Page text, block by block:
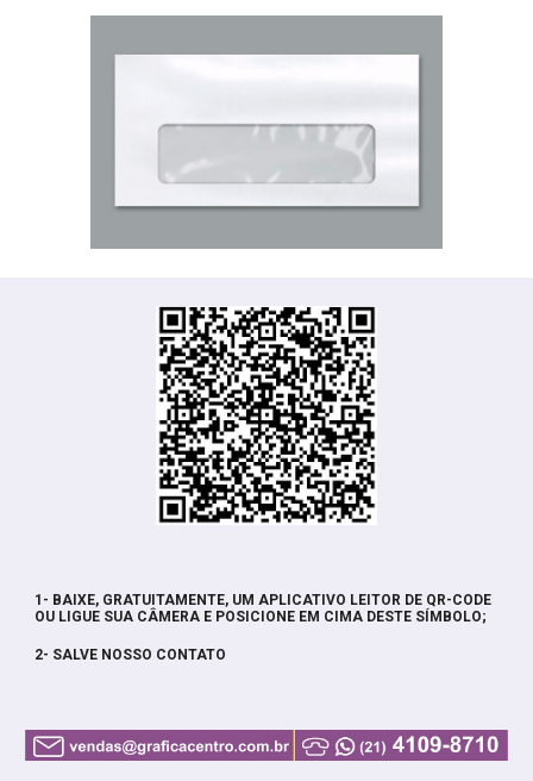
1- BAIXE, GRATUITAMENTE, UM APLICATIVO LEITOR DE QR-CODE
OU LIGUE SUA CÂMERA E POSICIONE EM CIMA DESTE SÍMBOLO;
2- SALVE NOSSO CONTATO